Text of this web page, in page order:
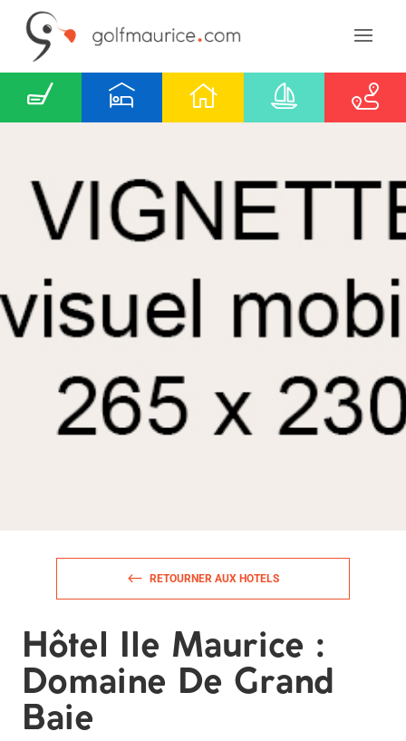
RETOURNER AUX HOTELS
Hôtel Ile Maurice :
Domaine De Grand
Baie